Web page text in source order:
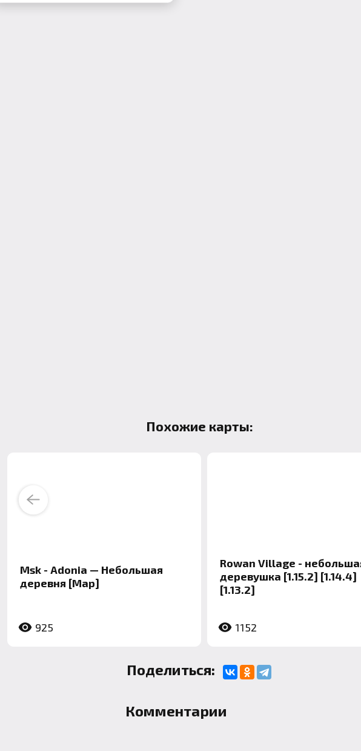
Похожие карты:
Msk - Adonia — Небольшая
деревня [Map]
925
Rowan Village -
деревушка [1.15.2] [1.14.4]
[1.13.2]
1152
Previous
Поделиться:
Комментарии